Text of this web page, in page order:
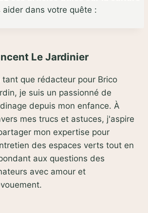
aider dans votre quête :
Le Jardinier
tant que rédacteur pour Brico
je suis un passionné de
depuis mon enfance. À
mes trucs et astuces, j'aspire
mon expertise pour
des espaces verts tout en
aux questions des
avec amour et